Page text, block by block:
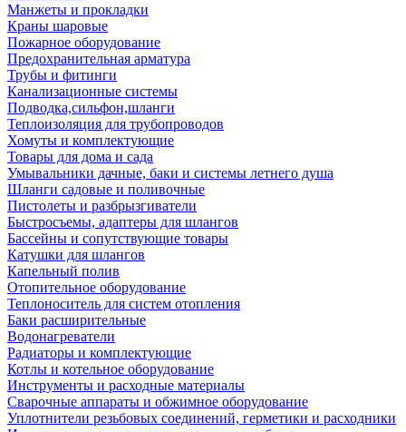
Манжеты и прокладки
Краны шаровые
Пожарное оборудование
Предохранительная арматура
Трубы и фитинги
Канализационные системы
Подводка,сильфон,шланги
Теплоизоляция для трубопроводов
Хомуты и комплектующие
Товары для дома и сада
Умывальники дачные, баки и системы летнего душа
Шланги садовые и поливочные
Пистолеты и разбрызгиватели
Быстросъемы, адаптеры для шлангов
Бассейны и сопутствующие товары
Катушки для шлангов
Капельный полив
Отопительное оборудование
Теплоноситель для систем отопления
Баки расширительные
Водонагреватели
Радиаторы и комплектующие
Котлы и котельное оборудование
Инструменты и расходные материалы
Сварочные аппараты и обжимное оборудование
Уплотнители резьбовых соединений, герметики и расходники